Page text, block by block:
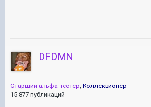
DFDMN
Старший альфа-тестер, Коллекционер
15 877 публикаций